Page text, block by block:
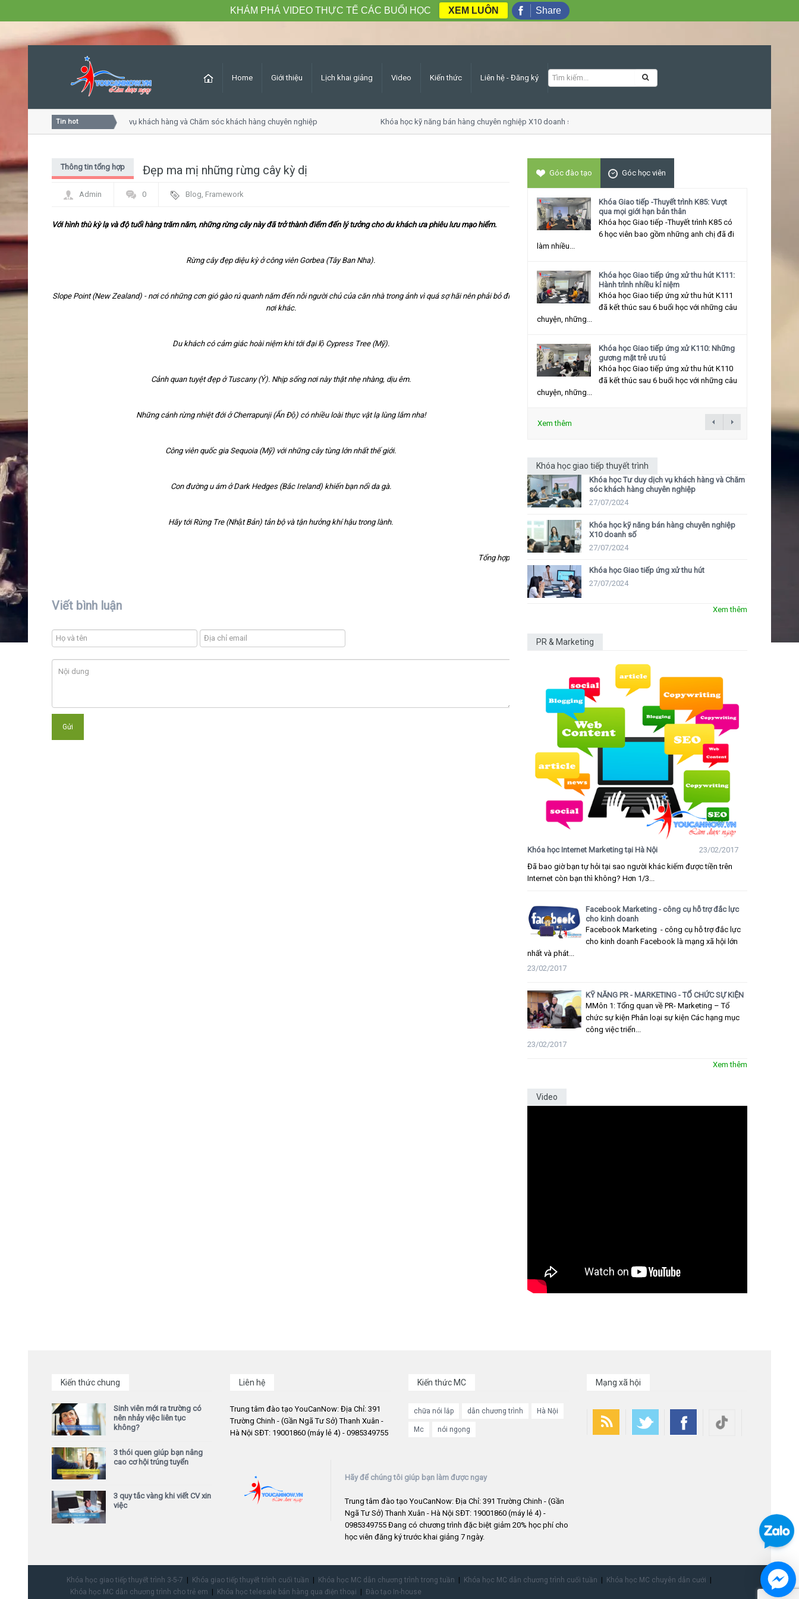
Home Giới thiệu Lịch khai giảng Video Kiến thức Liên hệ - Đăng ký
Tin hot
Khóa học Tư duy dịch vụ khách hàng và Chăm sóc khách hàng chuyên nghiệp Khóa học kỹ năng bán hàng chuyên nghiệp X10 doanh số
Đẹp ma mị những rừng cây kỳ dị
Thông tin tổng hợp
Admin 0 Blog, Framework
Với hình thù kỳ lạ và độ tuổi hàng trăm năm, những rừng cây này đã trở thành điểm đến lý tưởng cho du khách ưa phiêu lưu mạo hiểm.
Rừng cây đẹp diệu kỳ ở công viên Gorbea (Tây Ban Nha).
Slope Point (New Zealand) - nơi có những cơn gió gào rú quanh năm đến nỗi người chủ của căn nhà trong ảnh vì quá sợ hãi nên phải bỏ đi
nơi khác.
Du khách có cảm giác hoài niệm khi tới đại lộ Cypress Tree (Mỹ).
Cảnh quan tuyệt đẹp ở Tuscany (Ý). Nhịp sống nơi này thật nhẹ nhàng, dịu êm.
Những cánh rừng nhiệt đới ở Cherrapunji (Ấn Độ) có nhiều loài thực vật lạ lùng lắm nha!
Công viên quốc gia Sequoia (Mỹ) với những cây tùng lớn nhất thế giới.
Con đường u ám ở Dark Hedges (Bắc Ireland) khiến bạn nổi da gà.
Hãy tới Rừng Tre (Nhật Bản) tản bộ và tận hưởng khí hậu trong lành.
Tổng hợp
Viết bình luận
Góc đào tạo Góc học viên
Khóa Giao tiếp -Thuyết trình K85: Vượt
qua mọi giới hạn bản thân
Khóa học Giao tiếp -Thuyết trình K85 có
6 học viên bao gồm những anh chị đã đi
làm nhiều...
Khóa học Giao tiếp ứng xử thu hút K111:
Hành trình nhiều kỉ niệm
Khóa học Giao tiếp ứng xử thu hút K111
đã kết thúc sau 6 buổi học với những câu
chuyện, những...
Khóa học Giao tiếp ứng xử K110: Những
gương mặt trẻ ưu tú
Khóa học Giao tiếp ứng xử thu hút K110
đã kết thúc sau 6 buổi học với những câu
chuyện, những...
Xem thêm
Khóa học giao tiếp thuyết trình
Khóa học Tư duy dịch vụ khách hàng và Chăm
sóc khách hàng chuyên nghiệp
27/07/2024
Khóa học kỹ năng bán hàng chuyên nghiệp
X10 doanh số
27/07/2024
Khóa học Giao tiếp ứng xử thu hút
27/07/2024
Xem thêm
PR & Marketing
Khóa học Internet Marketing tại Hà Nội
23/02/2017
Đã bao giờ bạn tự hỏi tại sao người khác kiếm được tiền trên
Internet còn bạn thì không? Hơn 1/3...
Facebook Marketing - công cụ hỗ trợ đắc lực
cho kinh doanh
Facebook Marketing - công cụ hỗ trợ đắc lực
cho kinh doanh Facebook là mạng xã hội lớn
nhất và phát...
23/02/2017
KỸ NĂNG PR - MARKETING - TỔ CHỨC SỰ KIỆN
MMôn 1: Tổng quan về PR- Marketing – Tổ
chức sự kiện Phân loại sự kiện Các hạng mục
công việc triển...
23/02/2017
Xem thêm
Video
Kiến thức chung
Sinh viên mới ra trường có
nên nhảy việc liên tục
không?
3 thói quen giúp bạn nâng
cao cơ hội trúng tuyển
3 quy tắc vàng khi viết CV xin
việc
Liên hệ
Trung tâm đào tạo YouCanNow: Địa Chỉ: 391
Trường Chinh - (Gần Ngã Tư Sở) Thanh Xuân -
Hà Nội SĐT: 19001860 (máy lẻ 4) - 0985349755
Kiến thức MC
chữa nói lắp dẫn chương trình Hà Nội
Mc nói ngọng
Mạng xã hội
Hãy để chúng tôi giúp bạn làm được ngay
Trung tâm đào tạo YouCanNow: Địa Chỉ: 391 Trường Chinh - (Gần
Ngã Tư Sở) Thanh Xuân - Hà Nội SĐT: 19001860 (máy lẻ 4) -
0985349755 Đang có chương trình đặc biệt giảm 20% học phí cho
học viên đăng ký trước khai giảng 7 ngày.
Khóa học giao tiếp thuyết trình 3-5-7 Khóa giao tiếp thuyết trình cuối tuần Khóa học MC dẫn chương trình trong tuần Khóa học MC dẫn chương trình cuối tuần
Khóa học MC chuyên dẫn cưới
Khóa học MC dẫn chương trình cho trẻ em
Khóa học telesale bán hàng qua điện thoại Đào tạo In-house
KHÁM PHÁ VIDEO THỰC TẾ CÁC BUỔI HỌC XEM LUÔN Share